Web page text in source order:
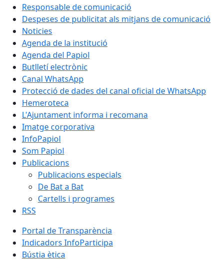
Responsable de comunicació
Despeses de publicitat als mitjans de comunicació
Noticies
Agenda de la institució
Agenda del Papiol
Butlletí electrònic
Canal WhatsApp
Protecció de dades del canal oficial de WhatsApp
Hemeroteca
L'Ajuntament informa i recomana
Imatge corporativa
InfoPapiol
Som Papiol
Publicacions
Publicacions especials
De Bat a Bat
Cartells i programes
RSS
Portal de Transparència
Indicadors InfoParticipa
Bústia ètica